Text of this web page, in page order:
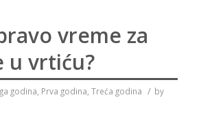
vreme za
u vrtiću?
godina, Prva godina, Treća godina / by